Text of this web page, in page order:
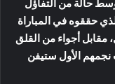
وسط حالة من التفاؤل
حققوه في المباراة
مقابل أجواء من القلق
الأول ستيفن